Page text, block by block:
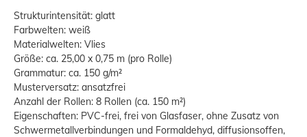
Strukturintensität: glatt
Farbwelten: weiß
Materialwelten: Vlies
Größe: ca. 25,00 x 0,75 m (pro Rolle)
Grammatur: ca. 150 g/m²
Musterversatz: ansatzfrei
Anzahl der Rollen: 8 Rollen (ca. 150 m²)
Eigenschaften: PVC-frei, frei von Glasfaser, ohne Zusatz von
Schwermetallverbindungen und Formaldehyd, diffusionsoffen,